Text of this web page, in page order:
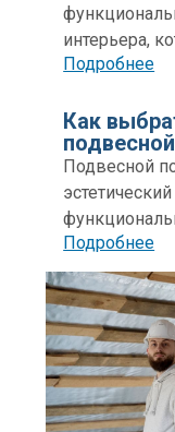
интерьера,
задач: от
Подробнее
Как
Подвесной
помогает
создать
помещении.
Подробнее